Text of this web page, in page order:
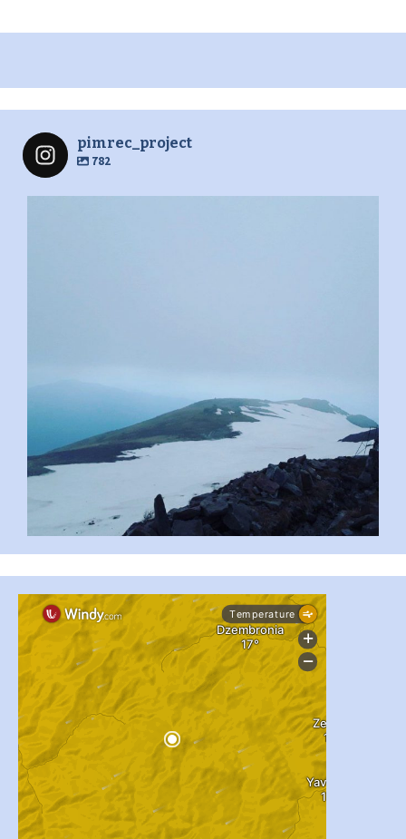
pimrec_project
782
...
pimrec_project